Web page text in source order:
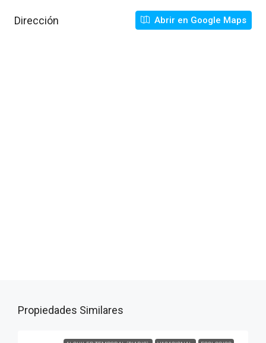
Dirección Abrir en Google Maps
Propiedades Similares